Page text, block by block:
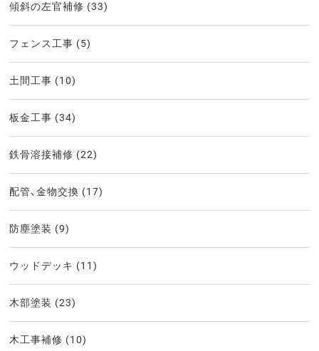
傾斜の左官補修 (33)
フェンス工事 (5)
土間工事 (10)
板金工事 (34)
鉄骨溶接補修 (22)
配管、金物交換 (17)
防塵塗装 (9)
ウッドデッキ (11)
木部塗装 (23)
木工事補修 (10)